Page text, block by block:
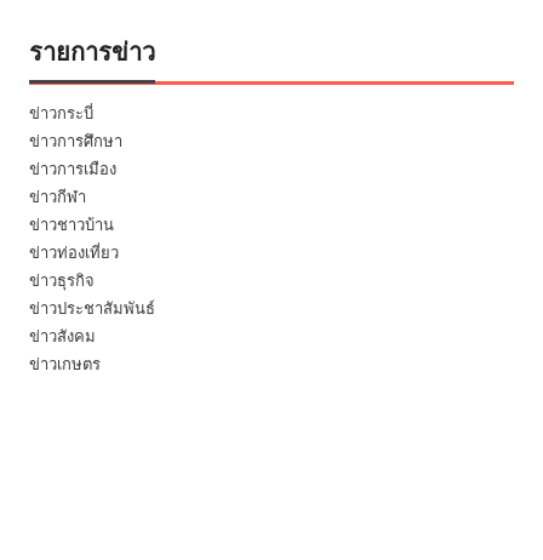
รายการข่าว
ข่าวกระบี่
ข่าวการศึกษา
ข่าวการเมือง
ข่าวกีฬา
ข่าวชาวบ้าน
ข่าวท่องเที่ยว
ข่าวธุรกิจ
ข่าวประชาสัมพันธ์
ข่าวสังคม
ข่าวเกษตร